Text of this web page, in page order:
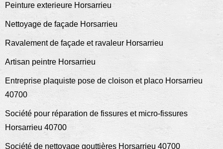
Peinture exterieure Horsarrieu
Nettoyage de façade Horsarrieu
Ravalement de façade et ravaleur Horsarrieu
Artisan peintre Horsarrieu
Entreprise plaquiste pose de cloison et placo Horsarrieu
40700
Société pour réparation de fissures et micro-fissures
Horsarrieu 40700
Société de nettoyage gouttières Horsarrieu 40700